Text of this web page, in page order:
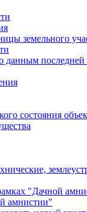
земельного
данным
состояния
"Дачной
амнистии"